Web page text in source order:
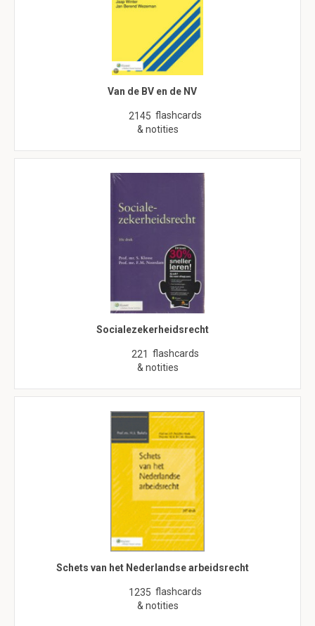
Van de BV en de NV
2145 flashcards
& notities
Socialezekerheidsrecht
221 flashcards
& notities
Schets van het Nederlandse arbeidsrecht
1235 flashcards
& notities